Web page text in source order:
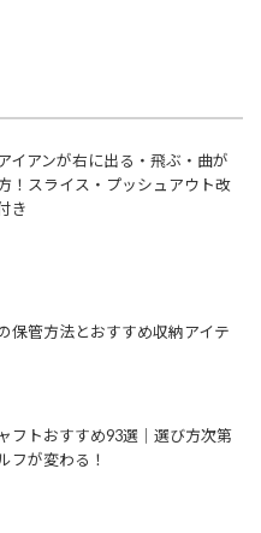
イアンが右に出る・飛ぶ・曲が
！スライス・プッシュアウト改
き
保管方法とおすすめ収納アイテ
フトおすすめ93選│選び方次第
フが変わる！